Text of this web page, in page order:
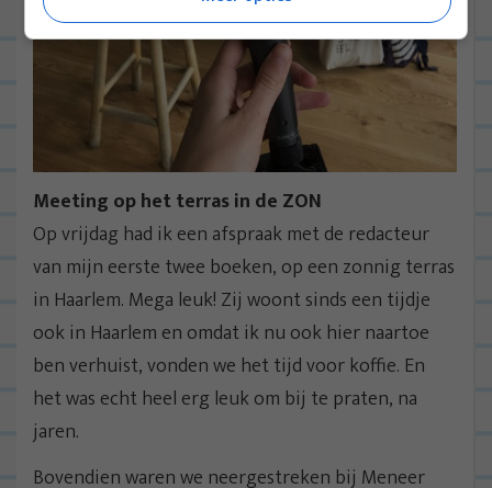
Meeting op het terras in de ZON
Op vrijdag had ik een afspraak met de redacteur
van mijn eerste twee boeken, op een zonnig terras
in Haarlem. Mega leuk! Zij woont sinds een tijdje
ook in Haarlem en omdat ik nu ook hier naartoe
ben verhuist, vonden we het tijd voor koffie. En
het was echt heel erg leuk om bij te praten, na
jaren.
Bovendien waren we neergestreken bij Meneer